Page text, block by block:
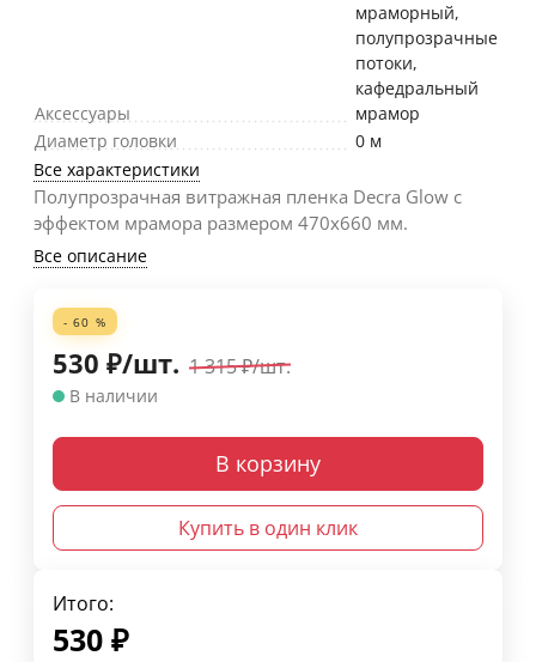
Аксессуары
мраморный,
полупрозрачные
потоки,
кафедральный
мрамор
Диаметр головки
0 м
Все характеристики
Полупрозрачная витражная пленка Decra Glow с
эффектом мрамора размером 470х660 мм.
Все описание
- 60 %
530 ₽/шт. 1 315₽/шт.
В наличии
В корзину
Купить в один клик
Итого:
530 ₽